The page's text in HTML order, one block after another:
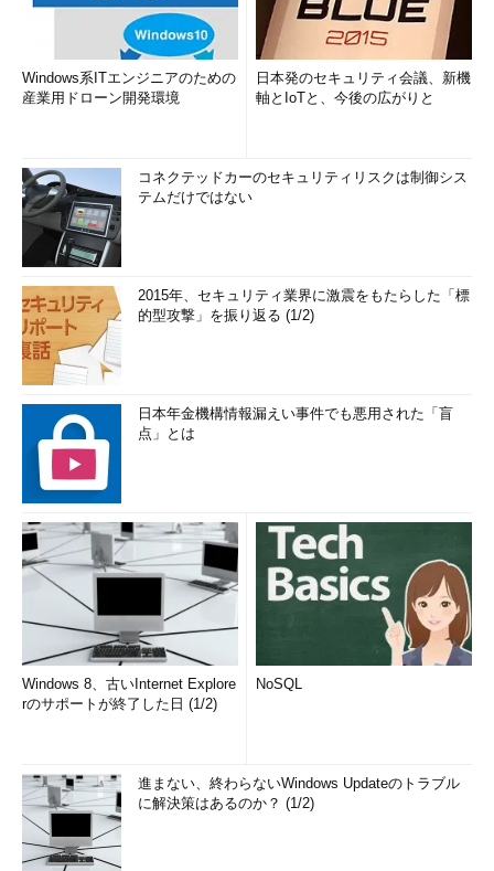
Windows系ITエンジニアのための
産業用ドローン開発環境
日本発のセキュリティ会議、新機
軸とIoTと、今後の広がりと
コネクテッドカーのセキュリティリスクは制御シス
テムだけではない
2015年、セキュリティ業界に激震をもたらした「標
的型攻撃」を振り返る (1/2)
日本年金機構情報漏えい事件でも悪用された「盲
点」とは
Windows 8、古いInternet Explore
rのサポートが終了した日 (1/2)
NoSQL
進まない、終わらないWindows Updateのトラブル
に解決策はあるのか？ (1/2)